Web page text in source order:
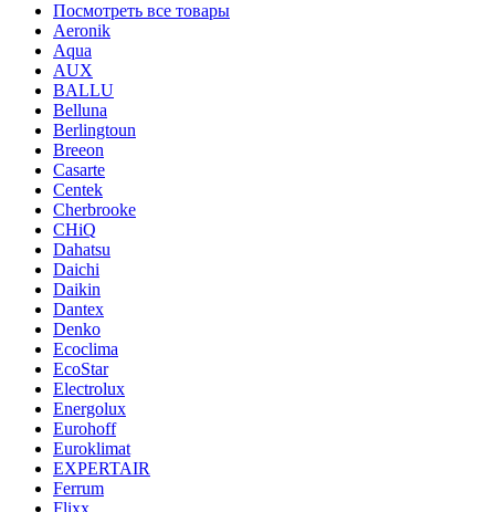
Посмотреть все товары
Aeronik
Aqua
AUX
BALLU
Belluna
Berlingtoun
Breeon
Casarte
Centek
Cherbrooke
CHiQ
Dahatsu
Daichi
Daikin
Dantex
Denko
Ecoclima
EcoStar
Electrolux
Energolux
Eurohoff
Euroklimat
EXPERTAIR
Ferrum
Flixx